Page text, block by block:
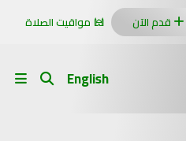
قدم الآن مواقيت الصلاة
English